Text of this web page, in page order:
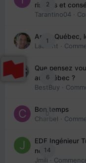
2
risques et
Tarantino04 ·
1
Arte : Québec,
Laurent ·
6
Que pensez
au Québec ?
BestBuy ·
0
Bon temps
Charbel ·
14
EDE Ingénieur
note
Jmili ·